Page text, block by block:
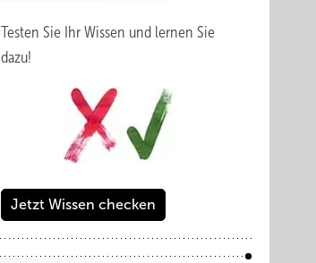
Testen Sie Ihr Wissen und lernen Sie
dazu!
Jetzt Wissen checken